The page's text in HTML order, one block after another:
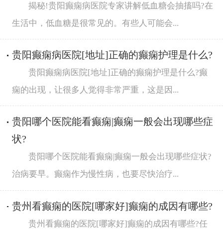
揭秘!贵阳癫痫病医院专家讲解低血糖会抽搐吗?在
生活中，低血糖是很常见的。有些人可能会...
贵阳癫痫病医院[地址]正确的癫痫护理是什么?
贵阳癫痫病医院[地址]正确的癫痫护理是什么?癫
痫的出现，让很多人觉得非常严重，这是因...
贵阳哪个医院能看癫痫|癫痫一般会出现哪些症
状?
贵阳哪个医院能看癫痫|癫痫一般会出现哪些症状?
治病要早。癫痫作为慢性病，也要尽快治疗...
贵州看癫痫的医院[哪家好]癫痫的成因有哪些?
贵州看癫痫的医院[哪家好]癫痫的成因有哪些?任